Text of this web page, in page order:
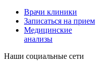
Врачи клиники
Записаться на прием
Медицинские
анализы
Наши социальные сети